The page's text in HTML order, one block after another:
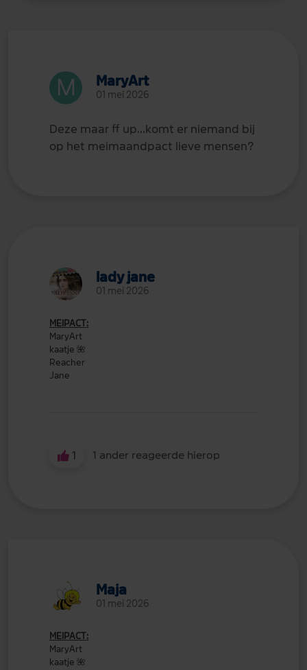
MaryArt
01 mei 2026
Deze maar ff up...komt er niemand bij
op het meimaandpact lieve mensen?
lady jane
01 mei 2026
MEIPACT:
MaryArt
kaatje 🌺
Reacher
Jane
1 1 ander reageerde hierop
Maja
01 mei 2026
MEIPACT:
MaryArt
kaatje 🌺